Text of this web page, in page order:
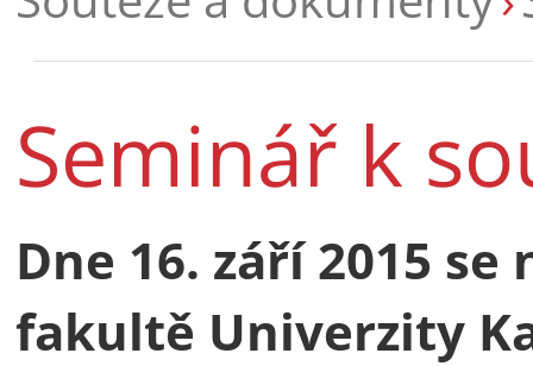
Seminář k
Dne 16. září 2015
fakultě Univerzity